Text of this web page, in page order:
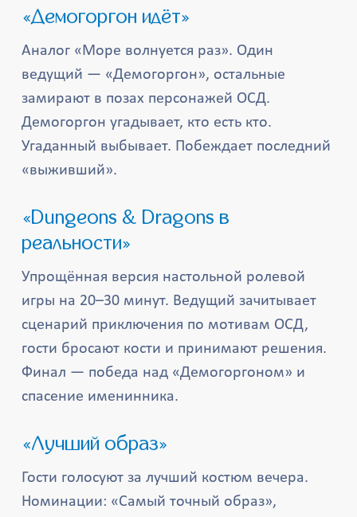
«Демогоргон идёт»
Аналог «Море волнуется раз». Один
ведущий — «Демогоргон», остальные
замирают в позах персонажей ОСД.
Демогоргон угадывает, кто есть кто.
Угаданный выбывает. Побеждает последний
«выживший».
«Dungeons & Dragons в
реальности»
Упрощённая версия настольной ролевой
игры на 20–30 минут. Ведущий зачитывает
сценарий приключения по мотивам ОСД,
гости бросают кости и принимают решения.
Финал — победа над «Демогоргоном» и
спасение именинника.
«Лучший образ»
Гости голосуют за лучший костюм вечера.
Номинации: «Самый точный образ»,